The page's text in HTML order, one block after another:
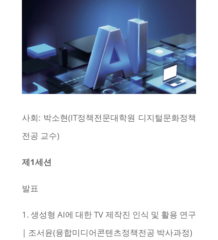
사회: 박소현(IT정책전문대학원 디지털문화정책
전공 교수)
제1세션
발표
1. 생성형 AI에 대한 TV 제작진 인식 및 활용 연구
| 조서윤(융합미디어콘텐츠정책전공 박사과정)